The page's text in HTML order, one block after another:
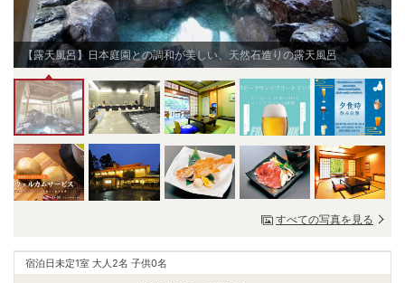
【露天風呂】日本庭園との調和が美しい、天然石造りの露天風呂
すべての写真を見る
宿泊日未定1室 大人2名 子供0名